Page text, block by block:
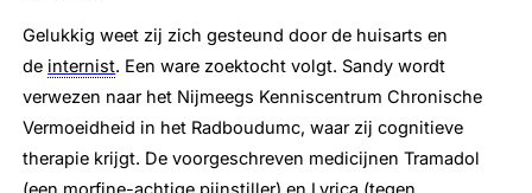
Gelukkig weet zij zich gesteund door de huisarts en
de internist. Een ware zoektocht volgt. Sandy wordt
verwezen naar het Nijmeegs Kenniscentrum Chronische
Vermoeidheid in het Radboudumc, waar zij cognitieve
therapie krijgt. De voorgeschreven medicijnen Tramadol